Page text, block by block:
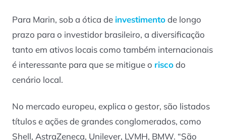
Para Marin, sob a ótica de investimentode longo
prazo para o investidor brasileiro, a diversificação
tanto em ativos locais como também internacionais
é interessante para que se mitigue o riscodo
cenário local.
No mercado europeu, explica o gestor, são listados
títulos e ações de grandes conglomerados, como
Shell, AstraZeneca, Unilever, LVMH, BMW. “São